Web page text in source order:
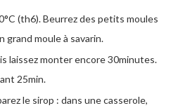
(th6). Beurrez des petits moules
grand moule à savarin.
laissez monter encore 30minutes.
25min.
le sirop : dans une casserole,